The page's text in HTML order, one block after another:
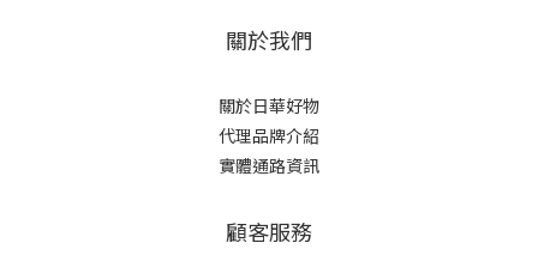
關於我們
關於日華好物
代理品牌介紹
實體通路資訊
顧客服務